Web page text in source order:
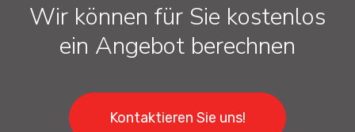
Wir können für Sie kostenlos
ein Angebot berechnen
Kontaktieren Sie uns!